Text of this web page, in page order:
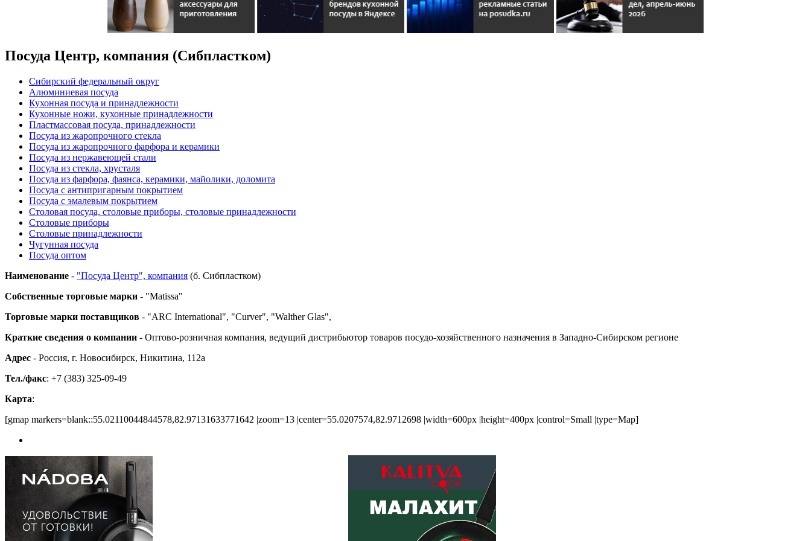
Посуда Центр, компания (Сибпластком)
Сибирский федеральный округ
Алюминиевая посуда
Кухонная посуда и принадлежности
Кухонные ножи, кухонные принадлежности
Пластмассовая посуда, принадлежности
Посуда из жаропрочного стекла
Посуда из жаропрочного фарфора и керамики
Посуда из нержавеющей стали
Посуда из стекла, хрусталя
Посуда из фарфора, фаянса, керамики, майолики, доломита
Посуда с антипригарным покрытием
Посуда с эмалевым покрытием
Столовая посуда, столовые приборы, столовые принадлежности
Столовые приборы
Столовые принадлежности
Чугунная посуда
Посуда оптом
Наименование - "Посуда Центр", компания (б. Сибпластком)
Собственные торговые марки - "Matissa"
Торговые марки поставщиков - "ARC International", "Curver", "Walther Glas",
Краткие сведения о компании - Оптово-розничная компания, ведущий дистрибьютор товаров посудо-хозяйственного назначения в Западно-Сибирском регионе
Адрес - Россия, г. Новосибирск, Никитина, 112а
Тел./факс: +7 (383) 325-09-49
Карта:
[gmap markers=blank::55.02110044844578,82.97131633771642 |zoom=13 |center=55.0207574,82.9712698 |width=600px |height=400px |control=Small |type=Map]